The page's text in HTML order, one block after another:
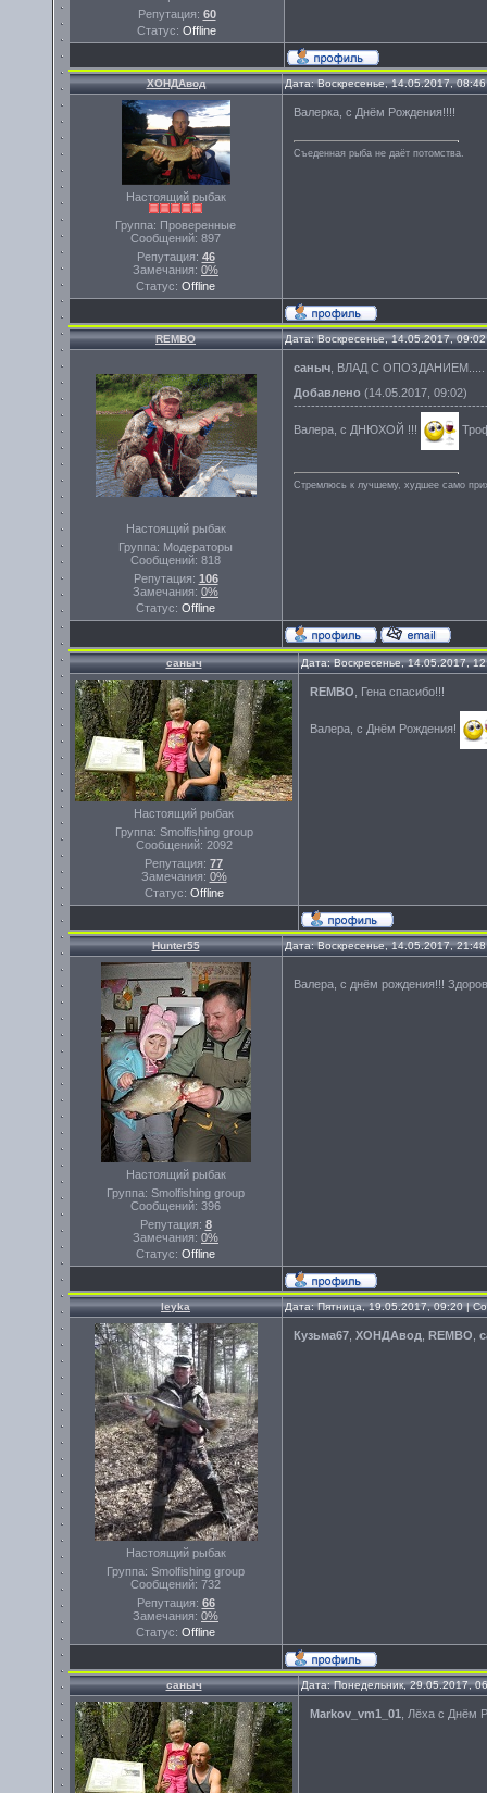
Репутация: 60
Статус: Offline
ХОНДАвод Дата: Воскресенье, 14.05.2017,
Настоящий рыбак
Группа: Проверенные
Сообщений: 897
Репутация: 46
Замечания: 0%
Статус: Offline
Валерка, с Днём Рождения!!!!
Съеденная рыба не даёт потомства.
REMBO Дата: Воскресенье, 14.05.2017,
Настоящий рыбак
Группа: Модераторы
Сообщений: 818
Репутация: 106
Замечания: 0%
Статус: Offline
саныч , ВЛАД С ОПОЗДАНИЕМ.....
Добавлено (14.05.2017, 09:02)
Валера, с ДНЮХОЙ !!!
Стремлюсь к лучшему, худшее само
саныч Дата: Воскресенье, 14.05.2017,
Настоящий рыбак
Группа: Smolfishing group
Сообщений: 2092
Репутация: 77
Замечания: 0%
Статус: Offline
REMBO , Гена спасибо!!!
Валера, с Днём Рождения!
Hunter55 Дата: Воскресенье, 14.05.2017,
Настоящий рыбак
Группа: Smolfishing group
Сообщений: 396
Репутация: 8
Замечания: 0%
Статус: Offline
Валера, с днём рождения!!!
leyka Дата: Пятница, 19.05.2017, 09:20 |
Настоящий рыбак
Группа: Smolfishing group
Сообщений: 732
Репутация: 66
Замечания: 0%
Статус: Offline
Кузьма67 ХОНДАвод REMBO
саныч Дата: Понедельник, 29.05.2017,
Markov_vm1_01 , Лёха с Днём